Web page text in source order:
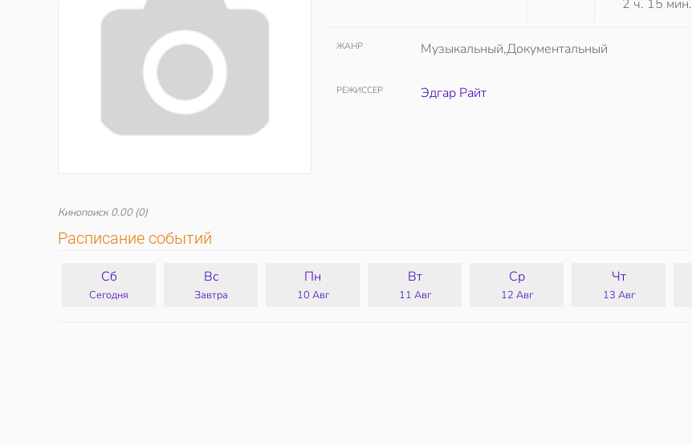
Кинопоиск 0.00(0)
2 ч. 15 мин.
ЖАНР Музыкальный,Документальный
РЕЖИССЕР Эдгар Райт
Расписание событий
Сб
Сегодня
Вс
Завтра
Пн
10 Авг
Вт
11 Авг
Ср
12 Авг
Чт
13 Авг